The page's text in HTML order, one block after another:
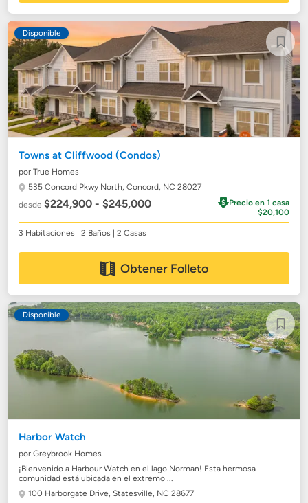
Disponible
Towns at Cliffwood (Condos)
por True Homes
535 Concord Pkwy North,Concord, NC 28027
desde$224,900 - $245,000
Precio en 1 casa
$20,100
3 Habitaciones | 2 Baños | 2 Casas
Obtener Folleto
Disponible
Harbor Watch
por Greybrook Homes
¡Bienvenido a Harbour Watch en el lago Norman! Esta hermosa
comunidad está ubicada en el extremo ...
100 Harborgate Drive,Statesville, NC 28677